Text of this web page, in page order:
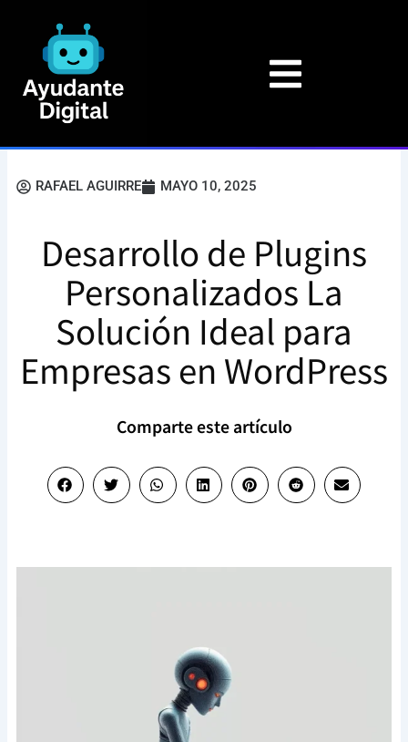
contenido
RAFAEL AGUIRRE MAYO 10, 2025
Desarrollo de Plugins
Personalizados La
Solución Ideal para
Empresas en WordPress
Comparte este artículo